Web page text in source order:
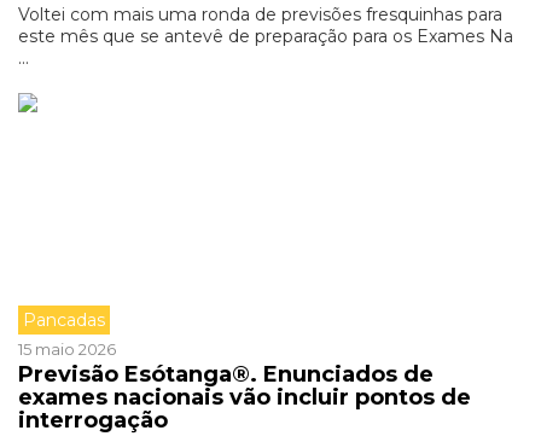
Voltei com mais uma ronda de previsões fresquinhas para
este mês que se antevê de preparação para os Exames Na
...
Pancadas
15 maio 2026
Previsão Esótanga®. Enunciados de
exames nacionais vão incluir pontos de
interrogação